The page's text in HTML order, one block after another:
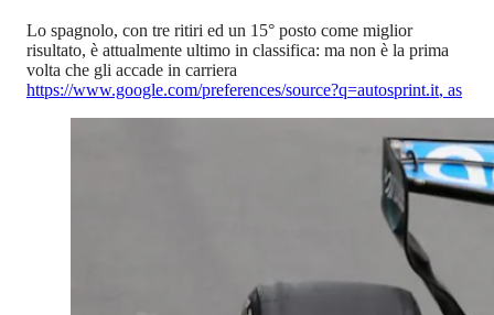
Lo spagnolo, con tre ritiri ed un 15° posto come miglior
risultato, è attualmente ultimo in classifica: ma non è la prima
volta che gli accade in carriera
https://www.google.com/preferences/source?q=autosprint.it, as